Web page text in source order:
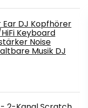
Ear DJ Kopfhörer
Keyboard
Noise
Musik DJ